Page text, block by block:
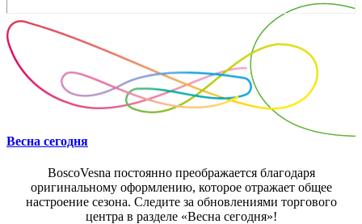
Весна сегодня
BoscoVesna постоянно преображается благодаря
оригинальному оформлению, которое отражает общее
настроение сезона. Следите за обновлениями торгового
центра в разделе «Весна сегодня»!